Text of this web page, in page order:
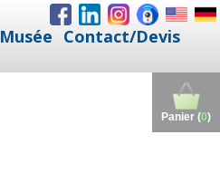
Musée Contact/Devis